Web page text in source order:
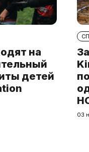
на
детей
03